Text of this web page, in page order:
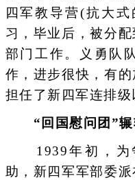
四军教导营(抗大
习，毕业后，被分
部门工作。义勇队
作，进步很快，有
担任了新四军连排级
“回国慰问团”辗
1939年初，为
助，新四军军部委